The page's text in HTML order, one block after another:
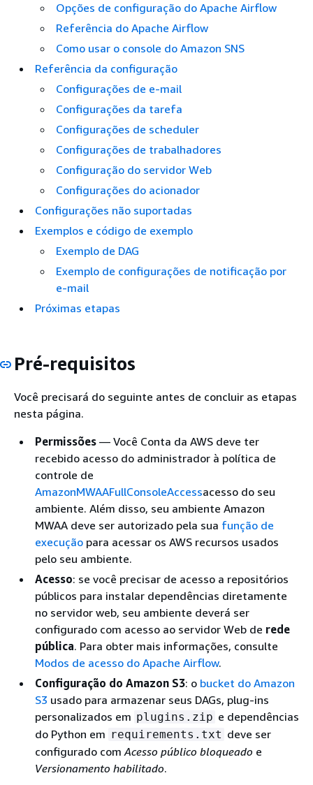
Opções de configuração do Apache Airflow
Referência do Apache Airflow
Como usar o console do Amazon SNS
Referência da configuração
Configurações de e-mail
Configurações da tarefa
Configurações de scheduler
Configurações de trabalhadores
Configuração do servidor Web
Configurações do acionador
Configurações não suportadas
Exemplos e código de exemplo
Exemplo de DAG
Exemplo de configurações de notificação por
e-mail
Próximas etapas
Pré-requisitos
Você precisará do seguinte antes de concluir as etapas
nesta página.
Permissões — Você Conta da AWS deve ter
recebido acesso do administrador à política de
controle de
AmazonMWAAFullConsoleAccessacesso do seu
ambiente. Além disso, seu ambiente Amazon
MWAA deve ser autorizado pela sua função de
execução para acessar os AWS recursos usados
pelo seu ambiente.
Acesso: se você precisar de acesso a repositórios
públicos para instalar dependências diretamente
no servidor web, seu ambiente deverá ser
configurado com acesso ao servidor Web de rede
pública. Para obter mais informações, consulte
Modos de acesso do Apache Airflow.
Configuração do Amazon S3: o bucket do Amazon
S3 usado para armazenar seus DAGs, plug-ins
personalizados em plugins.zip e dependências
do Python em requirements.txt deve ser
configurado com Acesso público bloqueado e
Versionamento habilitado.